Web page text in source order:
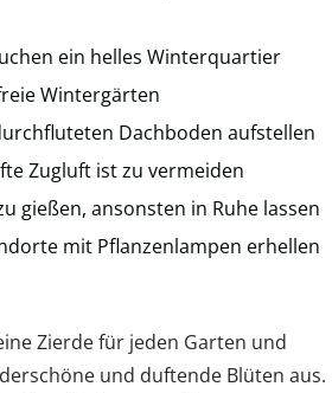
ein helles Winterquartier
Wintergärten
Dachboden aufstellen
Zugluft ist zu vermeiden
gießen, ansonsten in Ruhe lassen
mit Pflanzenlampen erhellen
Zierde für jeden Garten und
und duftende Blüten aus.